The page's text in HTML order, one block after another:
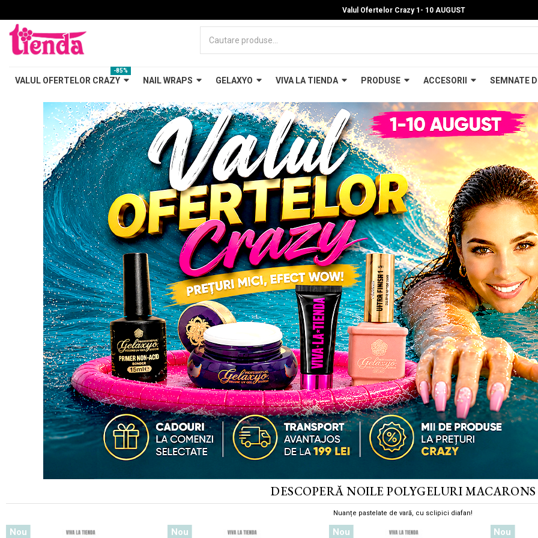
Valul Ofertelor Crazy 1- 10 AUGUST
VALUL OFERTELOR CRAZY
-85%
NAIL WRAPS GELAXYO VIVA LA TIENDA PRODUSE ACCESORII SEMNATE
DESCOPERĂ NOILE POLYGELURI MACARONS
Nuanțe pastelate de vară, cu sclipici diafan!
Nou Nou Nou Nou